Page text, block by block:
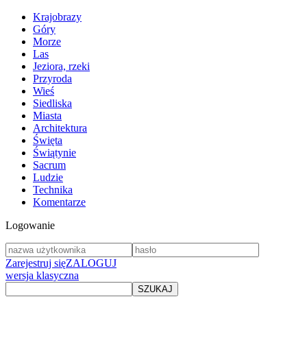
Krajobrazy
Góry
Morze
Las
Jeziora, rzeki
Przyroda
Wieś
Siedliska
Miasta
Architektura
Święta
Świątynie
Sacrum
Ludzie
Technika
Komentarze
Logowanie
Zarejestruj sięZALOGUJ
wersja klasyczna